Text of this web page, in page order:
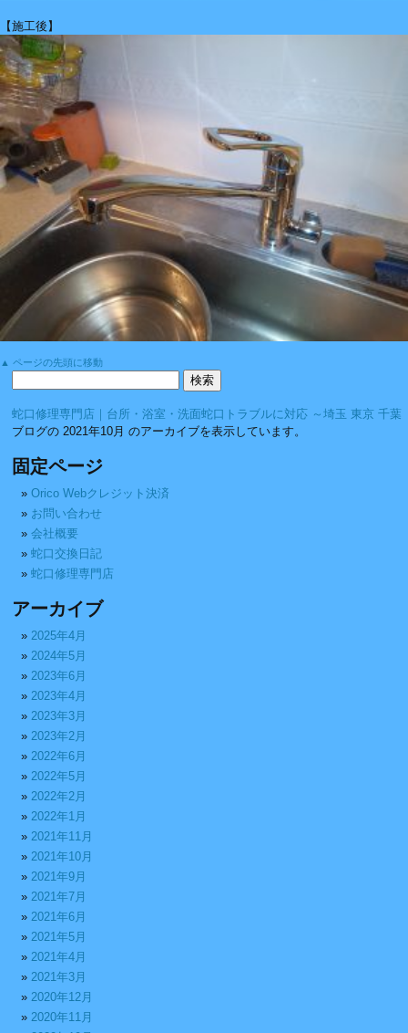
【施工後】
▲ ページの先頭に移動
蛇口修理専門店｜台所・浴室・洗面蛇口トラブルに対応 ～埼玉 東京 千葉
ブログの 2021年10月 のアーカイブを表示しています。
固定ページ
Orico Webクレジット決済
お問い合わせ
会社概要
蛇口交換日記
蛇口修理専門店
アーカイブ
2025年4月
2024年5月
2023年6月
2023年4月
2023年3月
2023年2月
2022年6月
2022年5月
2022年2月
2022年1月
2021年11月
2021年10月
2021年9月
2021年7月
2021年6月
2021年5月
2021年4月
2021年3月
2020年12月
2020年11月